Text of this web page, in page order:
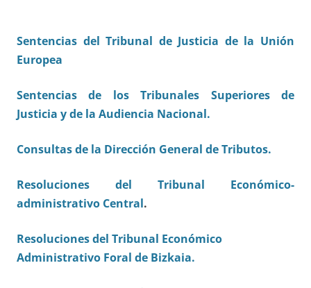
Sentencias del Tribunal de Justicia de la Unión
Europea
Sentencias de los Tribunales Superiores de
Justicia y de la Audiencia Nacional.
Consultas de la Dirección General de Tributos.
Resoluciones del Tribunal Económico-
administrativo Central.
Resoluciones del Tribunal Económico
Administrativo Foral de Bizkaia.